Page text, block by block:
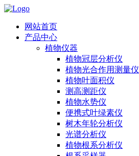
网站首页
产品中心
植物仪器
植物冠层分析仪
植物光合作用测量仪
植物叶面积仪
测高测距仪
植物水势仪
便携式叶绿素仪
树木年轮分析仪
光谱分析仪
植物根系分析仪